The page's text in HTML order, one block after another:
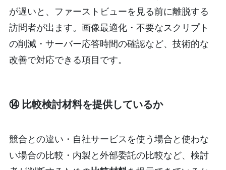
が遅いと、ファーストビューを見る前に離脱する
訪問者が出ます。画像最適化・不要なスクリプト
の削減・サーバー応答時間の確認など、技術的な
改善で対応できる項目です。
⑭ 比較検討材料を提供しているか
競合との違い・自社サービスを使う場合と使わな
い場合の比較・内製と外部委託の比較など、検討